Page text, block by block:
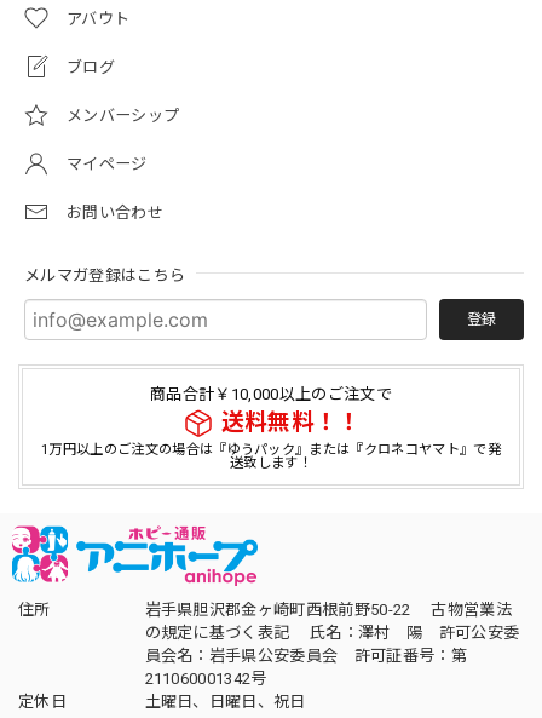
アバウト
ブログ
メンバーシップ
マイページ
お問い合わせ
メルマガ登録はこちら
登録
商品合計￥10,000以上のご注文で
送料無料！！
1万円以上のご注文の場合は『ゆうパック』または『クロネコヤマト』で発
送致します！
住所
岩手県胆沢郡金ヶ崎町西根前野50-22 古物営業法
の規定に基づく表記 氏名：澤村 陽 許可公安委
員会名：岩手県公安委員会 許可証番号：第
211060001342号
定休日
土曜日、日曜日、祝日